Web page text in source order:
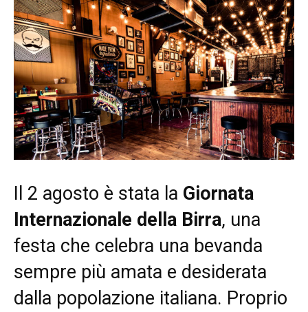
Il 2 agosto è stata la Giornata
Internazionale della Birra, una
festa che celebra una bevanda
sempre più amata e desiderata
dalla popolazione italiana. Proprio